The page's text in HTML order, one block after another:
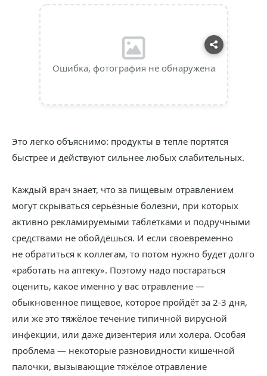
Ошибка, фотография не обнаружена
Это легко объяснимо: продукты в тепле портятся
быстрее и действуют сильнее любых слабительных.
Каждый врач знает, что за пищевым отравлением
могут скрываться серьёзные болезни, при которых
активно рекламируемыми таблетками и подручными
средствами не обойдёшься. И если своевременно
не обратиться к коллегам, то потом нужно будет долго
«работать на аптеку». Поэтому надо постараться
оценить, какое именно у вас отравление —
обыкновенное пищевое, которое пройдёт за 2-3 дня,
или же это тяжёлое течение типичной вирусной
инфекции, или даже дизентерия или холера. Особая
проблема — некоторые разновидности кишечной
палочки, вызывающие тяжёлое отравление